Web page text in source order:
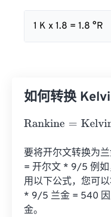
1 K x 1.8 = 1.8 °R
如何转换
Rankine= Kelvins×
要将开尔文转换为
= 开尔文 * 9/5 例
用以下公式，您可
* 9/5 兰金 = 540
金。